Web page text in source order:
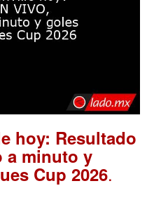
hoy: Resultado
a minuto y
Cup 2026.